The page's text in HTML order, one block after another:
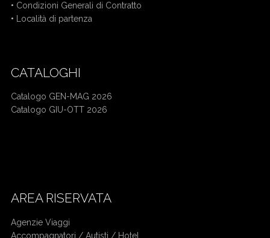
• Condizioni Generali di Contratto
• Località di partenza
CATALOGHI
Catalogo GEN-MAG 2026
Catalogo GIU-OTT 2026
AREA RISERVATA
Agenzie Viaggi
Accompagnatori / Autisti / Hotel